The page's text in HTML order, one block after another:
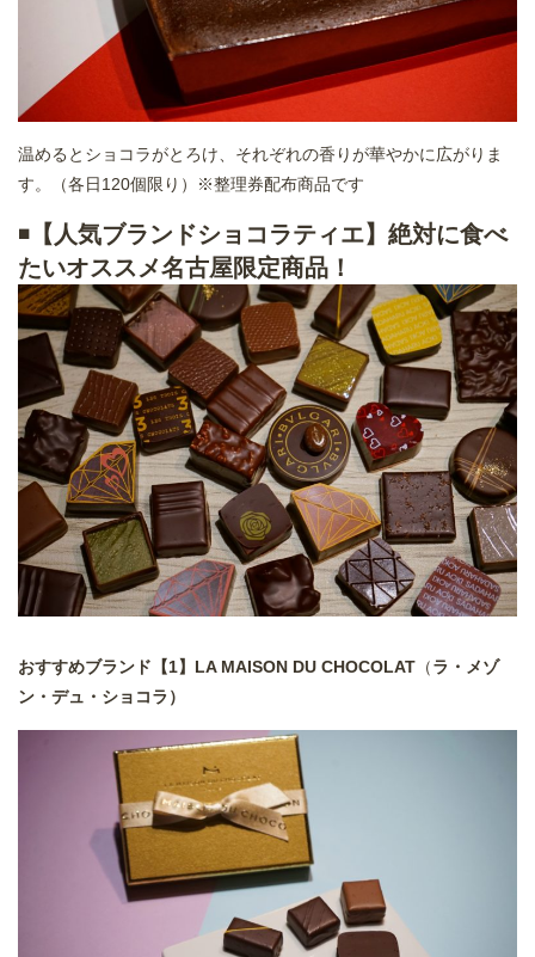
温めるとショコラがとろけ、それぞれの香りが華やかに広がりま
す。（各日120個限り）※整理券配布商品です
◾️ 【人気ブランドショコラティエ】絶対に食べ
たいオススメ名古屋限定商品！
おすすめブランド【1】LA MAISON DU CHOCOLAT （ラ・メゾ
ン・デュ・ショコラ）